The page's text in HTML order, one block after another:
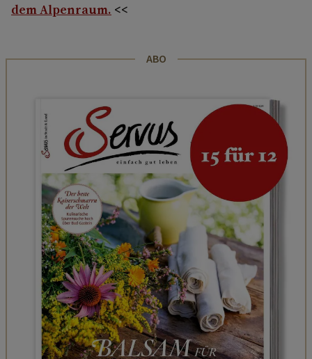
dem Alpenraum. <<
ABO